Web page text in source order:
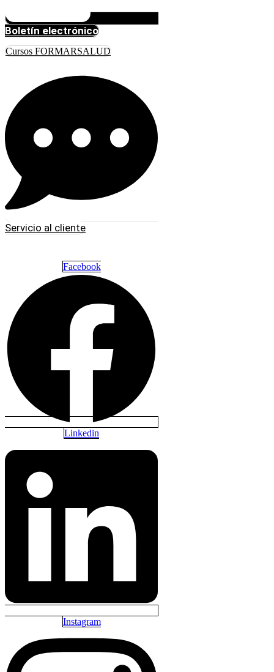
Boletín electrónico
Cursos FORMARSALUD
Servicio al cliente
Facebook
Linkedin
Instagram